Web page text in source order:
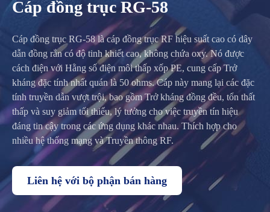
Cáp đồng trục RG-58
Cáp đồng trục RG-58 là cáp đồng trục RF hiệu suất cao có dây
dẫn đồng rắn có độ tinh khiết cao, không chứa oxy. Nó được
cách điện với Hằng số điện môi thấp xốp PE, cung cấp Trở
kháng đặc tính nhất quán là 50 ohms. Cáp này mang lại các đặc
tính truyền dẫn vượt trội, bao gồm Trở kháng đồng đều, tổn thất
thấp và suy giảm tối thiểu, lý tưởng cho việc truyền tín hiệu
đáng tin cậy trong các ứng dụng khác nhau. Thích hợp cho
nhiều hệ thống mạng và Truyền thông RF.
Liên hệ với bộ phận bán hàng